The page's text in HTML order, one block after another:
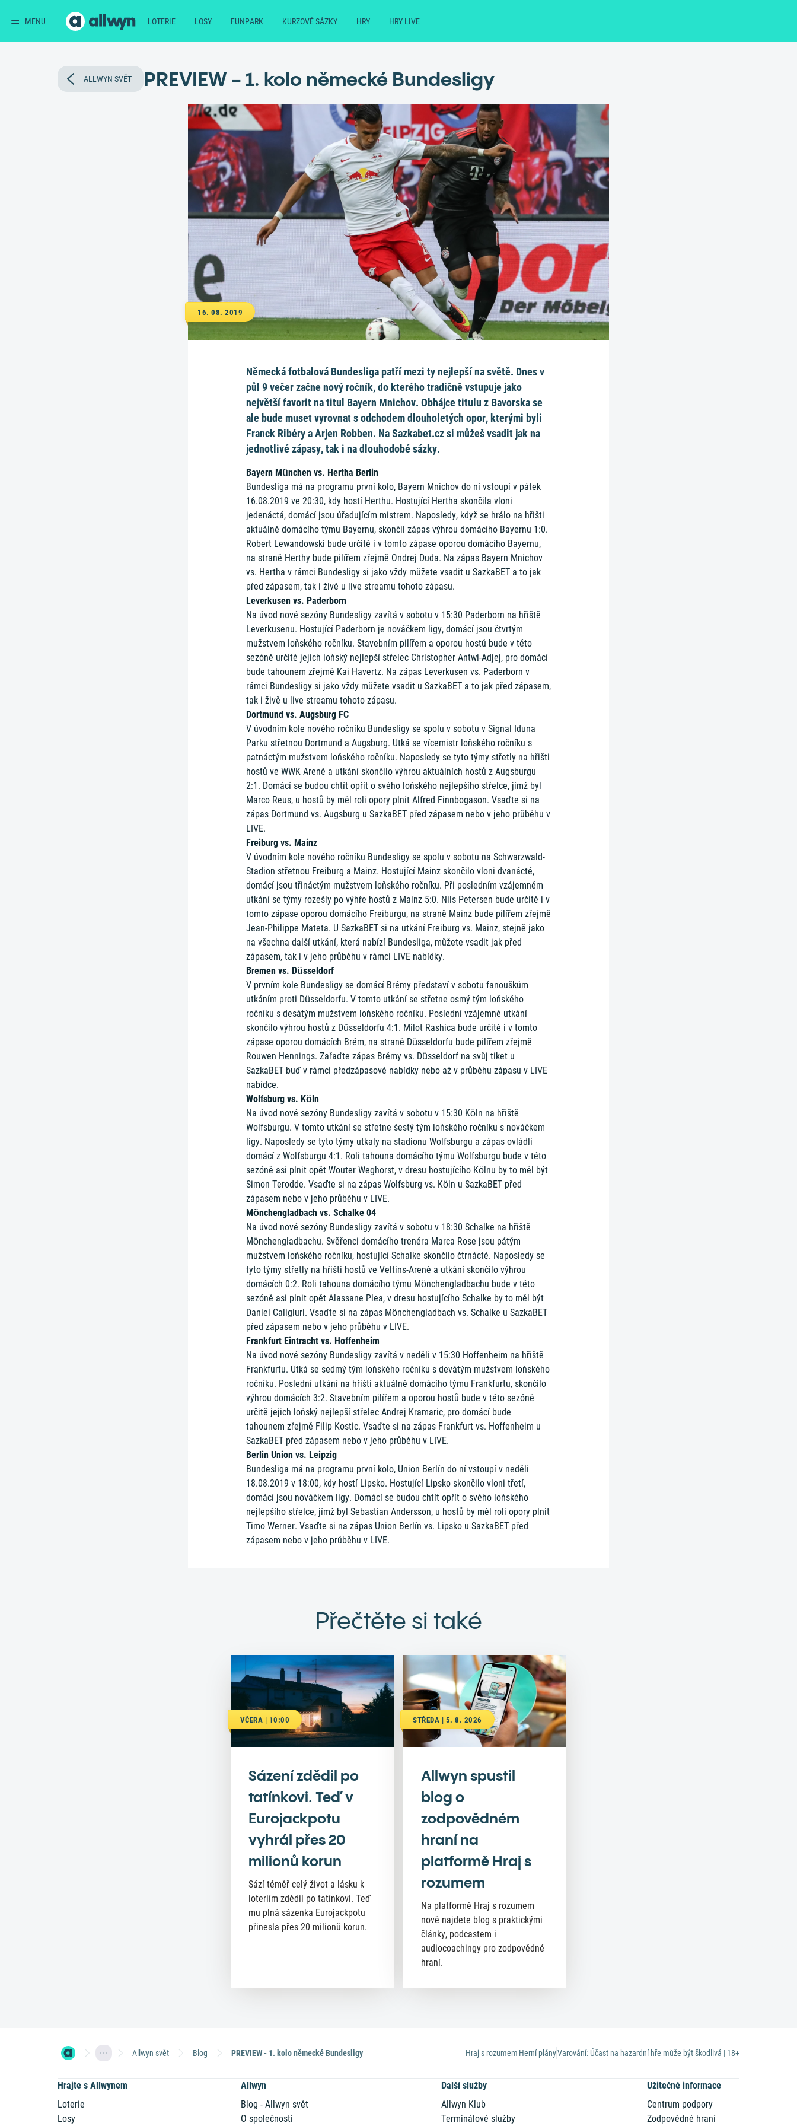
MENU LOTERIE LOSY FUNPARK KURZOVÉ SÁZKY HRY HRY LIVE
ALLWYN SVĚT PREVIEW - 1. kolo německé Bundesligy
16. 08. 2019
Německá fotbalová Bundesliga patří mezi ty nejlepší na světě. Dnes v
půl 9 večer začne nový ročník, do kterého tradičně vstupuje jako
největší favorit na titul Bayern Mnichov. Obhájce titulu z Bavorska se
ale bude muset vyrovnat s odchodem dlouholetých opor, kterými byli
Franck Ribéry a Arjen Robben. Na Sazkabet.cz si můžeš vsadit jak na
jednotlivé zápasy, tak i na dlouhodobé sázky.
Bayern München vs. Hertha Berlin
Bundesliga má na programu první kolo, Bayern Mnichov do ní vstoupí v pátek
16.08.2019 ve 20:30, kdy hostí Herthu. Hostující Hertha skončila vloni
jedenáctá, domácí jsou úřadujícím mistrem. Naposledy, když se hrálo na hřišti
aktuálně domácího týmu Bayernu, skončil zápas výhrou domácího Bayernu 1:0.
Robert Lewandowski bude určitě i v tomto zápase oporou domácího Bayernu,
na straně Herthy bude pilířem zřejmě Ondrej Duda. Na zápas Bayern Mnichov
vs. Hertha v rámci Bundesligy si jako vždy můžete vsadit u SazkaBET a to jak
před zápasem, tak i živě u live streamu tohoto zápasu.
Leverkusen vs. Paderborn
Na úvod nové sezóny Bundesligy zavítá v sobotu v 15:30 Paderborn na hřiště
Leverkusenu. Hostující Paderborn je nováčkem ligy, domácí jsou čtvrtým
mužstvem loňského ročníku. Stavebním pilířem a oporou hostů bude v této
sezóně určitě jejich loňský nejlepší střelec Christopher Antwi-Adjej, pro domácí
bude tahounem zřejmě Kai Havertz. Na zápas Leverkusen vs. Paderborn v
rámci Bundesligy si jako vždy můžete vsadit u SazkaBET a to jak před zápasem,
tak i živě u live streamu tohoto zápasu.
Dortmund vs. Augsburg FC
V úvodním kole nového ročníku Bundesligy se spolu v sobotu v Signal Iduna
Parku střetnou Dortmund a Augsburg. Utká se vícemistr loňského ročníku s
patnáctým mužstvem loňského ročníku. Naposledy se tyto týmy střetly na hřišti
hostů ve WWK Areně a utkání skončilo výhrou aktuálních hostů z Augsburgu
2:1. Domácí se budou chtít opřít o svého loňského nejlepšího střelce, jímž byl
Marco Reus, u hostů by měl roli opory plnit Alfred Finnbogason. Vsaďte si na
zápas Dortmund vs. Augsburg u SazkaBET před zápasem nebo v jeho průběhu v
LIVE.
Freiburg vs. Mainz
V úvodním kole nového ročníku Bundesligy se spolu v sobotu na Schwarzwald-
Stadion střetnou Freiburg a Mainz. Hostující Mainz skončilo vloni dvanácté,
domácí jsou třináctým mužstvem loňského ročníku. Při posledním vzájemném
utkání se týmy rozešly po výhře hostů z Mainz 5:0. Nils Petersen bude určitě i v
tomto zápase oporou domácího Freiburgu, na straně Mainz bude pilířem zřejmě
Jean-Philippe Mateta. U SazkaBET si na utkání Freiburg vs. Mainz, stejně jako
na všechna další utkání, která nabízí Bundesliga, můžete vsadit jak před
zápasem, tak i v jeho průběhu v rámci LIVE nabídky.
Bremen vs. Düsseldorf
V prvním kole Bundesligy se domácí Brémy představí v sobotu fanouškům
utkáním proti Düsseldorfu. V tomto utkání se střetne osmý tým loňského
ročníku s desátým mužstvem loňského ročníku. Poslední vzájemné utkání
skončilo výhrou hostů z Düsseldorfu 4:1. Milot Rashica bude určitě i v tomto
zápase oporou domácích Brém, na straně Düsseldorfu bude pilířem zřejmě
Rouwen Hennings. Zařaďte zápas Brémy vs. Düsseldorf na svůj tiket u
SazkaBET buď v rámci předzápasové nabídky nebo až v průběhu zápasu v LIVE
nabídce.
Wolfsburg vs. Köln
Na úvod nové sezóny Bundesligy zavítá v sobotu v 15:30 Köln na hřiště
Wolfsburgu. V tomto utkání se střetne šestý tým loňského ročníku s nováčkem
ligy. Naposledy se tyto týmy utkaly na stadionu Wolfsburgu a zápas ovládli
domácí z Wolfsburgu 4:1. Roli tahouna domácího týmu Wolfsburgu bude v této
sezóně asi plnit opět Wouter Weghorst, v dresu hostujícího Kölnu by to měl být
Simon Terodde. Vsaďte si na zápas Wolfsburg vs. Köln u SazkaBET před
zápasem nebo v jeho průběhu v LIVE.
Mönchengladbach vs. Schalke 04
Na úvod nové sezóny Bundesligy zavítá v sobotu v 18:30 Schalke na hřiště
Mönchengladbachu. Svěřenci domácího trenéra Marca Rose jsou pátým
mužstvem loňského ročníku, hostující Schalke skončilo čtrnácté. Naposledy se
tyto týmy střetly na hřišti hostů ve Veltins-Areně a utkání skončilo výhrou
domácích 0:2. Roli tahouna domácího týmu Mönchengladbachu bude v této
sezóně asi plnit opět Alassane Plea, v dresu hostujícího Schalke by to měl být
Daniel Caligiuri. Vsaďte si na zápas Mönchengladbach vs. Schalke u SazkaBET
před zápasem nebo v jeho průběhu v LIVE.
Frankfurt Eintracht vs. Hoffenheim
Na úvod nové sezóny Bundesligy zavítá v neděli v 15:30 Hoffenheim na hřiště
Frankfurtu. Utká se sedmý tým loňského ročníku s devátým mužstvem loňského
ročníku. Poslední utkání na hřišti aktuálně domácího týmu Frankfurtu, skončilo
výhrou domácích 3:2. Stavebním pilířem a oporou hostů bude v této sezóně
určitě jejich loňský nejlepší střelec Andrej Kramaric, pro domácí bude
tahounem zřejmě Filip Kostic. Vsaďte si na zápas Frankfurt vs. Hoffenheim u
SazkaBET před zápasem nebo v jeho průběhu v LIVE.
Berlin Union vs. Leipzig
Bundesliga má na programu první kolo, Union Berlín do ní vstoupí v neděli
18.08.2019 v 18:00, kdy hostí Lipsko. Hostující Lipsko skončilo vloni třetí,
domácí jsou nováčkem ligy. Domácí se budou chtít opřít o svého loňského
nejlepšího střelce, jímž byl Sebastian Andersson, u hostů by měl roli opory plnit
Timo Werner. Vsaďte si na zápas Union Berlín vs. Lipsko u SazkaBET před
zápasem nebo v jeho průběhu v LIVE.
Přečtěte si také
VČERA | 10:00
Sázení zdědil po
tatínkovi. Teď v
Eurojackpotu
vyhrál přes 20
milionů korun
Sází téměř celý život a lásku k
loteriím zdědil po tatínkovi. Teď
mu plná sázenka Eurojackpotu
přinesla přes 20 milionů korun.
STŘEDA | 5. 8. 2026
Allwyn spustil
blog o
zodpovědném
hraní na
platformě Hraj s
rozumem
Na platformě Hraj s rozumem
nově najdete blog s praktickými
články, podcastem i
audiocoachingy pro zodpovědné
hraní.
Allwyn svět Blog PREVIEW - 1. kolo německé Bundesligy Hraj s rozumem Herní plányVarování: Účast na hazardní hře může být škodlivá | 18+
Hrajte s Allwynem
Loterie
Losy
Allwyn
Blog - Allwyn svět
O společnosti
Další služby
Allwyn Klub
Terminálové služby
Užitečné informace
Centrum podpory
Zodpovědné hraní